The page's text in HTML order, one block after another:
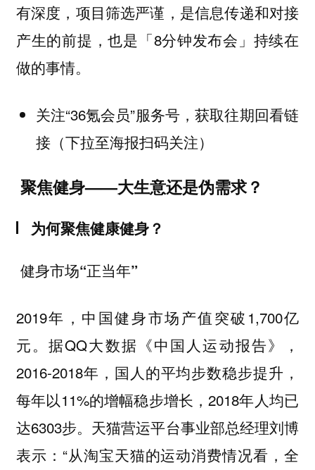
有深度，项目筛选严谨，是信息传递和对接
产生的前提，也是「8分钟发布会」持续在
做的事情。
关注“36氪会员”服务号，获取往期回看链
接（下拉至海报扫码关注）
聚焦健身——大生意还是伪需求？
为何聚焦健康健身？
健身市场“正当年”
2019年，中国健身市场产值突破1,700亿
元。据QQ大数据《中国人运动报告》，
2016-2018年，国人的平均步数稳步提升，
每年以11%的增幅稳步增长，2018年人均已
达6303步。天猫营运平台事业部总经理刘博
表示：“从淘宝天猫的运动消费情况看，全